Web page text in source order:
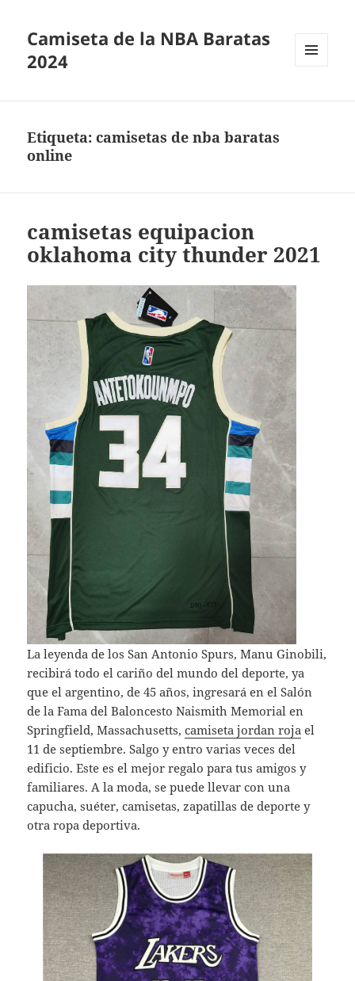
Camiseta de la NBA Baratas
2024
Etiqueta:camisetas de nba baratas
online
camisetas equipacion
oklahoma city thunder 2021
La leyenda de los San Antonio Spurs, Manu Ginobili,
recibirá todo el cariño del mundo del deporte, ya
que el argentino, de 45 años, ingresará en el Salón
de la Fama del Baloncesto Naismith Memorial en
Springfield, Massachusetts,camiseta jordan roja el
11 de septiembre. Salgo y entro varias veces del
edificio. Este es el mejor regalo para tus amigos y
familiares. A la moda, se puede llevar con una
capucha, suéter, camisetas, zapatillas de deporte y
otra ropa deportiva.